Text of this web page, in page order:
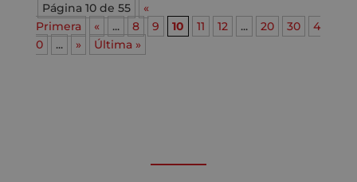
Página 10 de 55
«
Primera
« ... 8 9 10 11 12 ... 20 30
4
0
... » Última »